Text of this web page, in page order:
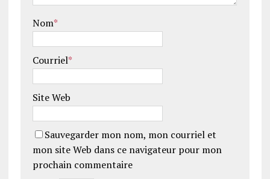
Nom*
Courriel*
Site Web
Sauvegarder mon nom, mon courriel et
mon site Web dans ce navigateur pour mon
prochain commentaire